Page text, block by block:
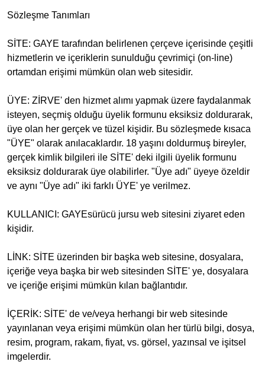
Sözleşme Tanımları
SİTE: GAYE tarafından belirlenen çerçeve içerisinde çeşitli
hizmetlerin ve içeriklerin sunulduğu çevrimiçi (on-line)
ortamdan erişimi mümkün olan web sitesidir.
ÜYE: ZİRVE' den hizmet alımı yapmak üzere faydalanmak
isteyen, seçmiş olduğu üyelik formunu eksiksiz doldurarak,
üye olan her gerçek ve tüzel kişidir. Bu sözleşmede kısaca
"ÜYE" olarak anılacaklardır. 18 yaşını doldurmuş bireyler,
gerçek kimlik bilgileri ile SİTE' deki ilgili üyelik formunu
eksiksiz doldurarak üye olabilirler. "Üye adı" üyeye özeldir
ve aynı "Üye adı" iki farklı ÜYE' ye verilmez.
KULLANICI: GAYEsürücü jursu web sitesini ziyaret eden
kişidir.
LİNK: SİTE üzerinden bir başka web sitesine, dosyalara,
içeriğe veya başka bir web sitesinden SİTE' ye, dosyalara
ve içeriğe erişimi mümkün kılan bağlantıdır.
İÇERİK: SİTE' de ve/veya herhangi bir web sitesinde
yayınlanan veya erişimi mümkün olan her türlü bilgi, dosya,
resim, program, rakam, fiyat, vs. görsel, yazınsal ve işitsel
imgelerdir.